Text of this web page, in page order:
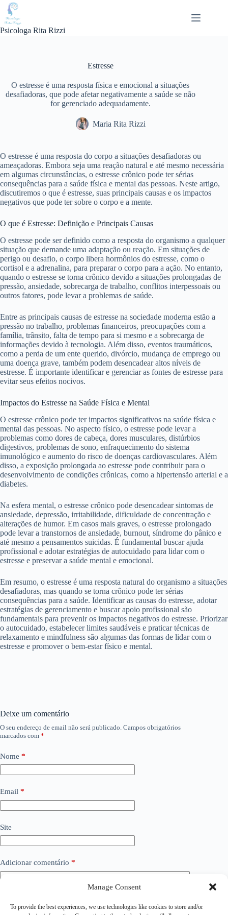
Manage Consent
To provide the best experiences, we use technologies like cookies to store and/or
Pular
para
conteúdo
Psicologa Rita Rizzi
Estresse
O estresse é uma resposta física e emocional a situações
desafiadoras, que pode afetar negativamente a saúde se não
for gerenciado adequadamente.
Maria Rita Rizzi
O estresse é uma resposta do corpo a situações desafiadoras ou
ameaçadoras. Embora seja uma reação natural e até mesmo necessária
em algumas circunstâncias, o estresse crônico pode ter sérias
consequências para a saúde física e mental das pessoas. Neste artigo,
discutiremos o que é estresse, suas principais causas e os impactos
negativos que pode ter sobre o corpo e a mente.
O que é Estresse: Definição e Principais Causas
O estresse pode ser definido como a resposta do organismo a qualquer
situação que demande uma adaptação ou reação. Em situações de
perigo ou desafio, o corpo libera hormônios do estresse, como o
cortisol e a adrenalina, para preparar o corpo para a ação. No entanto,
quando o estresse se torna crônico devido a situações prolongadas de
pressão, ansiedade, sobrecarga de trabalho, conflitos interpessoais ou
outros fatores, pode levar a problemas de saúde.
Entre as principais causas de estresse na sociedade moderna estão a
pressão no trabalho, problemas financeiros, preocupações com a
família, trânsito, falta de tempo para si mesmo e a sobrecarga de
informações devido à tecnologia. Além disso, eventos traumáticos,
como a perda de um ente querido, divórcio, mudança de emprego ou
uma doença grave, também podem desencadear altos níveis de
estresse. É importante identificar e gerenciar as fontes de estresse para
evitar seus efeitos nocivos.
Impactos do Estresse na Saúde Física e Mental
O estresse crônico pode ter impactos significativos na saúde física e
mental das pessoas. No aspecto físico, o estresse pode levar a
problemas como dores de cabeça, dores musculares, distúrbios
digestivos, problemas de sono, enfraquecimento do sistema
imunológico e aumento do risco de doenças cardiovasculares. Além
disso, a exposição prolongada ao estresse pode contribuir para o
desenvolvimento de condições crônicas, como a hipertensão arterial e a
diabetes.
Na esfera mental, o estresse crônico pode desencadear sintomas de
ansiedade, depressão, irritabilidade, dificuldade de concentração e
alterações de humor. Em casos mais graves, o estresse prolongado
pode levar a transtornos de ansiedade, burnout, síndrome do pânico e
até mesmo a pensamentos suicidas. É fundamental buscar ajuda
profissional e adotar estratégias de autocuidado para lidar com o
estresse e preservar a saúde mental e emocional.
Em resumo, o estresse é uma resposta natural do organismo a situações
desafiadoras, mas quando se torna crônico pode ter sérias
consequências para a saúde. Identificar as causas do estresse, adotar
estratégias de gerenciamento e buscar apoio profissional são
fundamentais para prevenir os impactos negativos do estresse. Priorizar
o autocuidado, estabelecer limites saudáveis e praticar técnicas de
relaxamento e mindfulness são algumas das formas de lidar com o
estresse e promover o bem-estar físico e mental.
Deixe um comentário
O seu endereço de email não será publicado. Campos obrigatórios
marcados com *
Nome *
Email *
Site
Adicionar comentário *